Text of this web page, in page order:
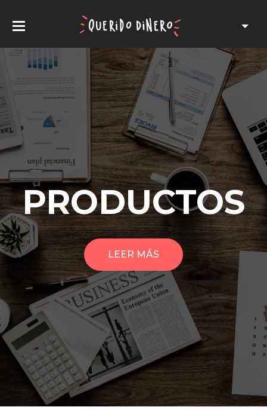
PRODUCTOS
LEER MÁS